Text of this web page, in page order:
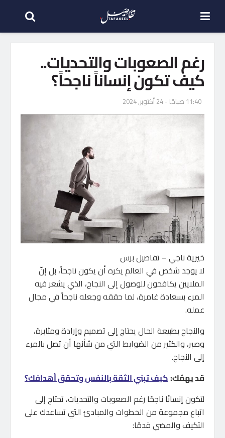
رغم الصعوبات والتحديات..
كيف تكون إنساناً ناجحاً؟
11:40 صباحًا - 24 أكتوبر, 2024
خيرية ناجي – تفاصيل برس
لا يوجد شخص في العالم يكره أن يكون ناجحاً، بل إنّ
الملايين يكافحون للوصول إلى النجاح، الذي يشعر فيه
المرء بسعادة غامرة، لما حققه وجعله ناجحاً في مجال
عمله.
والنجاح بطبيعة الحال يحتاج إلى تصميم وإرادة ومثابرة،
وصبر، والكثير من الضوابط التي من شأنها أن تصل بالمرء
إلى النجاح.
قد يهمّك:كيف تبني الثقة بالنفس وتحقق أهدافك؟
لتكون إنسانًا ناجحًا رغم الصعوبات والتحديات، تحتاج إلى
اتباع مجموعة من الخطوات والمبادئ التي تساعدك على
التكيف والمضي قدمًا: